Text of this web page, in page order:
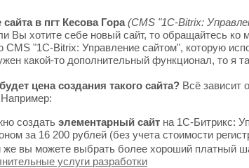
в пгт Кесова Гора (CMS "1C-Bitrix:
Вы хотите себе новый сайт, то обращайтесь
CMS "1C-Bitrix: Управление сайтом", которую
какой-то дополнительный функционал, то я
цена создания такого сайта? Всё зависит
создать элементарный сайт на 1С-Битрикс:
за 16 200 рублей (без учета стоимости
же вы можете выбрать более хороший платный
услуги разработки